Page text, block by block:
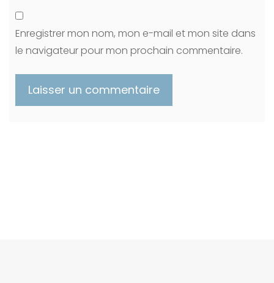
Enregistrer mon nom, mon e-mail et mon site dans
le navigateur pour mon prochain commentaire.